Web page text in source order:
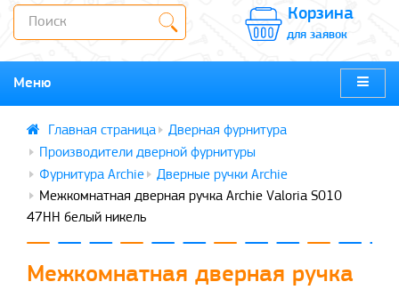
Корзина
для заявок
Меню
Дверная фурнитура
Производители дверной фурнитуры
Фурнитура Archie
Дверные ручки Archie
Межкомнатная дверная ручка Archie Valoria S010
47HH белый никель
Межкомнатная дверная ручка